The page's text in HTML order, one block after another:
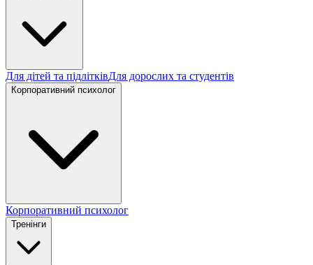
Для дітей та підлітківДля дорослих та студентів
Корпоративний психолог
Корпоративний психолог
Тренінги